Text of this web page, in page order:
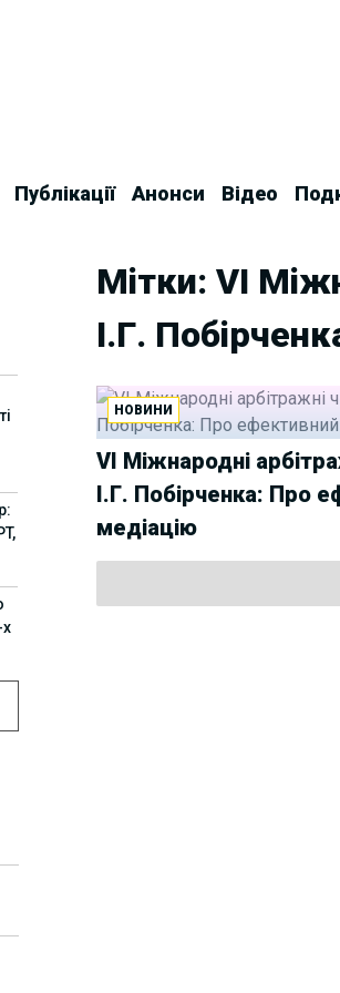
Публікації Анонси Відео
Мітки: VІ
І.Г.
НОВИНИ
VІ Міжнародні
І.Г. Побірченка: Про
медіацію